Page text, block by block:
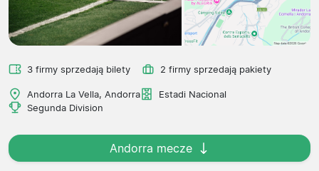
3 firmy sprzedają bilety 2 firmy sprzedają pakiety
Andorra La Vella, Andorra
Estadi Nacional
Segunda Division
Andorra mecze